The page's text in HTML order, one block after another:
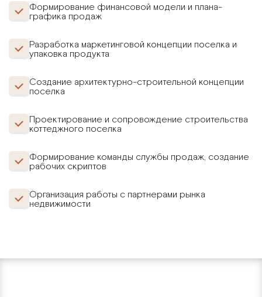
Формирование финансовой модели и плана-
графика продаж
Разработка маркетинговой концепции поселка и
упаковка продукта
Создание архитектурно-строительной концепции
поселка
Проектирование и сопровождение строительства
коттеджного поселка
Формирование команды службы продаж, создание
рабочих скриптов
Организация работы с партнерами рынка
недвижимости